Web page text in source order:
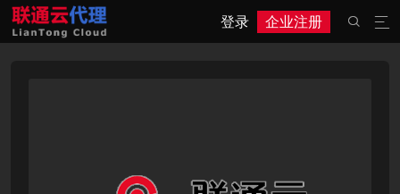
登录 企业注册 
